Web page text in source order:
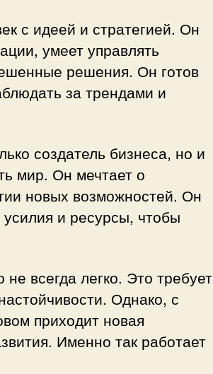
с идеей и стратегией. Он
умеет управлять
решения. Он готов
за трендами и
создатель бизнеса, но и
мир. Он мечтает о
новых возможностей. Он
усилия и ресурсы, чтобы
всегда легко. Это требует
Однако, с
приходит новая
Именно так работает